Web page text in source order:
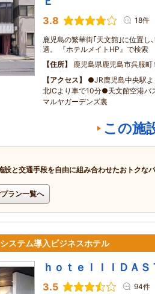
3.8 18件
鹿児島の繁華街｢天文館｣に位置し
適。 『ホテルメイトHP』で検索
住所
鹿児島県鹿児島市呉服町
アクセス
●JR鹿児島中央駅
北ICより車で10分●天文館空港バ
マルヤガーデンズ裏
この施
設と交通手段を自由に組み合わせたおトクな
ラン一覧へ
ステム導入ビジネスホテル
ｈｏｔｅｌＩＩＤＡＳ
3.5 94件